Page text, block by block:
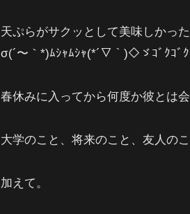
天ぷらがサクッとして美味しかっ
σ(´〜｀*)ﾑｼｬﾑｼｬ(*´▽｀)◇ゞｺﾞｸｺﾞ
春休みに入ってから何度か彼とは
大学のこと、将来のこと、友人のこ
加えて。